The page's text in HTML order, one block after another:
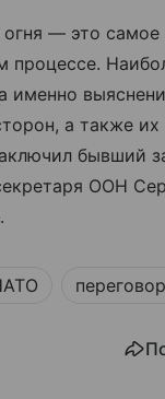
— это самое
процессе.
именно
а также
бывший
ООН